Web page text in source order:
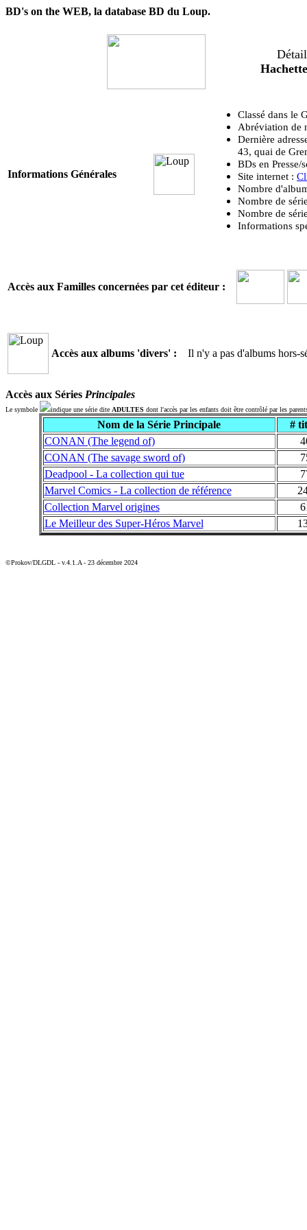
BD's on the WEB, la database BD du Loup.
Informations Générales
Classé dans le
Abréviation de
Dernière
43, quai de
BDs en Presse/
Site internet :
Nombre
Nombre de
Nombre de
Informations
Accès aux Familles concernées par cet éditeur :
Accès aux albums 'divers' : Il n'y a pas d'albums hors-
Accès aux Séries Principales
Le symbole indique une série dite ADULTES dont l'accès par les enfants doit être contrôlé par les
Nom de la Série Principale
#
CONAN (The legend of)
CONAN (The savage sword of)
Deadpool - La collection qui tue
Marvel Comics - La collection de référence
Collection Marvel origines
Le Meilleur des Super-Héros Marvel
©Prokov/DLGDL - v.4.1.A - 23 décembre 2024